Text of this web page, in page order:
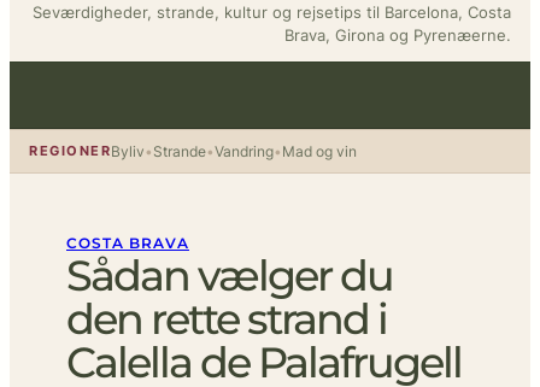
Seværdigheder, strande, kultur og rejsetips til Barcelona, Costa
Brava, Girona og Pyrenæerne.
REGIONERByliv• Strande•Vandring• Mad og vin
COSTA BRAVA
Sådan vælger du
den rette strand i
Calella de Palafrugell